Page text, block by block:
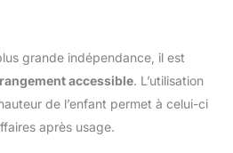
grande indépendance, il est
rangement accessible. L’utilisation
de l’enfant permet à celui-ci
après usage.